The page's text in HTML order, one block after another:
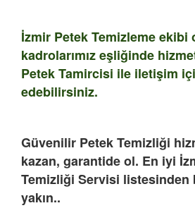
İzmir Petek Temizleme ekibi
kadrolarımız eşliğinde
Petek Tamircisi ile iletişim
edebilirsiniz.
Güvenilir Petek Temizliği
kazan, garantide ol. En iyi
Temizliği Servisi listesinden
yakın..